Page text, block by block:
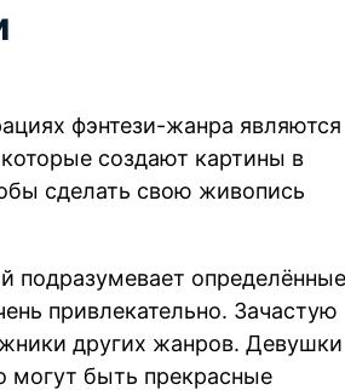
фэнтези-жанра являются
создают картины в
сделать свою живопись
подразумевает определённые
привлекательно. Зачастую
других жанров. Девушки
могут быть прекрасные